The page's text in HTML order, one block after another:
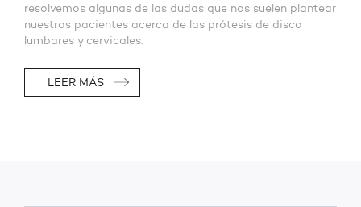
resolvemos algunas de las dudas que nos suelen plantear
nuestros pacientes acerca de las prótesis de disco
lumbares y cervicales.
LEER MÁS